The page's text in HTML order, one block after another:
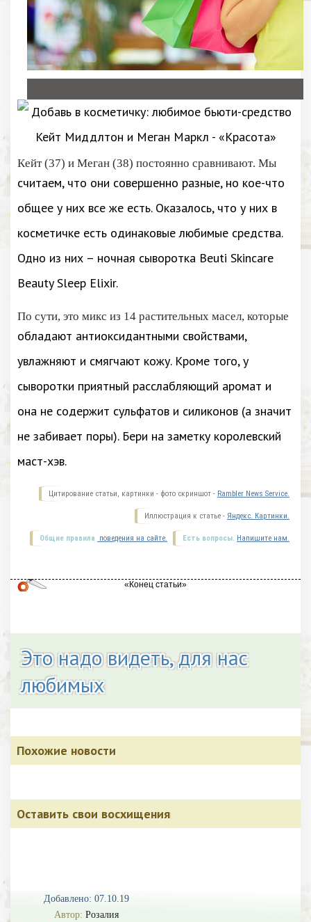
Добавлено: 07.10.19
Автор: Розалия
Кейт (37) и Меган (38) постоянно сравнивают. Мы
считаем, что они совершенно разные, но кое-что
общее у них все же есть. Оказалось, что у них в
косметичке есть одинаковые любимые средства.
Одно из них – ночная сыворотка Beuti Skincare
Beauty Sleep Elixir.
По сути, это микс из 14 растительных масел, которые
обладают антиоксидантными свойствами,
увлажняют и смягчают кожу. Кроме того, у
сыворотки приятный расслабляющий аромат и
она не содержит сульфатов и силиконов (а значит
не забивает поры). Бери на заметку королевский
маст-хэв.
Цитирование статьи, картинки - фото скриншот - Rambler News Service.
Иллюстрация к статье - Яндекс. Картинки.
Есть вопросы. Напишите нам.
Общие правила поведения на сайте.
Это надо видеть, для нас
любимых
Похожие новости
Оставить свои восхищения